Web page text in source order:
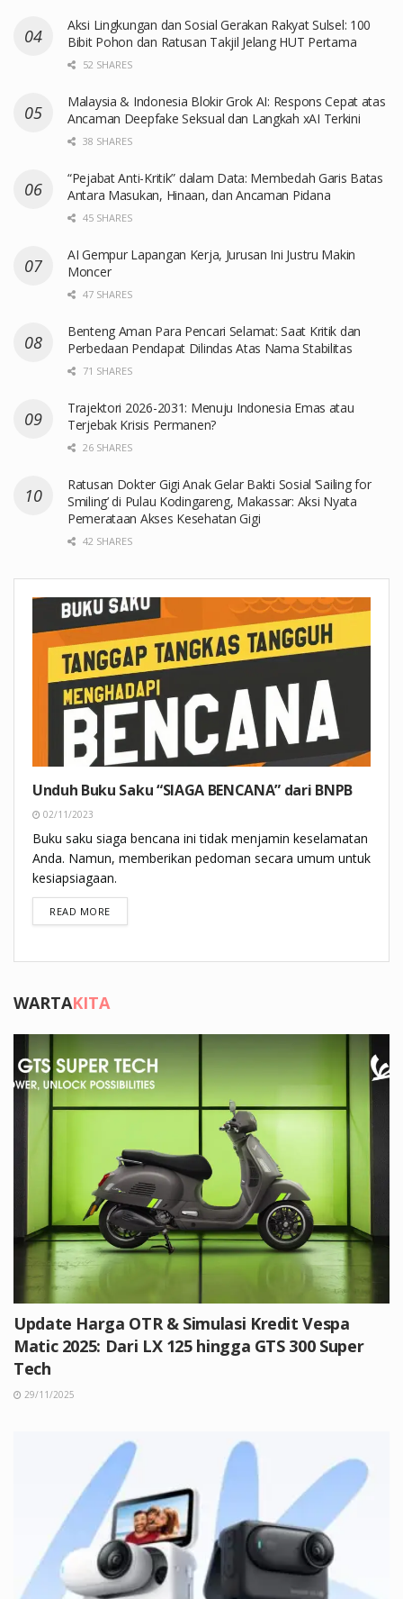
Aksi Lingkungan dan Sosial Gerakan Rakyat Sulsel: 100
Bibit Pohon dan Ratusan Takjil Jelang HUT Pertama
52 SHARES
Malaysia & Indonesia Blokir Grok AI: Respons Cepat atas
Ancaman Deepfake Seksual dan Langkah xAI Terkini
38 SHARES
“Pejabat Anti-Kritik” dalam Data: Membedah Garis Batas
Antara Masukan, Hinaan, dan Ancaman Pidana
45 SHARES
AI Gempur Lapangan Kerja, Jurusan Ini Justru Makin
Moncer
47 SHARES
Benteng Aman Para Pencari Selamat: Saat Kritik dan
Perbedaan Pendapat Dilindas Atas Nama Stabilitas
71 SHARES
Trajektori 2026-2031: Menuju Indonesia Emas atau
Terjebak Krisis Permanen?
26 SHARES
Ratusan Dokter Gigi Anak Gelar Bakti Sosial ‘Sailing for
Smiling’ di Pulau Kodingareng, Makassar: Aksi Nyata
Pemerataan Akses Kesehatan Gigi
42 SHARES
Unduh Buku Saku “SIAGA BENCANA” dari BNPB
02/11/2023
Buku saku siaga bencana ini tidak menjamin keselamatan
Anda. Namun, memberikan pedoman secara umum untuk
kesiapsiagaan.
READ MOREDETAILS
WARTAKITA
Update Harga OTR & Simulasi Kredit Vespa
Matic 2025: Dari LX 125 hingga GTS 300 Super
Tech
29/11/2025